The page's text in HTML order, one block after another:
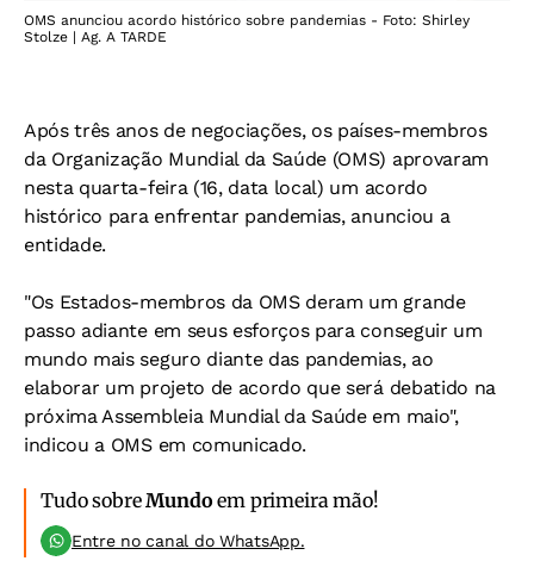
OMS anunciou acordo histórico sobre pandemias - Foto: Shirley
Stolze | Ag. A TARDE
Após três anos de negociações, os países-membros
da Organização Mundial da Saúde (OMS) aprovaram
nesta quarta-feira (16, data local) um acordo
histórico para enfrentar pandemias, anunciou a
entidade.
"Os Estados-membros da OMS deram um grande
passo adiante em seus esforços para conseguir um
mundo mais seguro diante das pandemias, ao
elaborar um projeto de acordo que será debatido na
próxima Assembleia Mundial da Saúde em maio",
indicou a OMS em comunicado.
Tudo sobreMundo em primeira mão!
Entre no canal do WhatsApp.